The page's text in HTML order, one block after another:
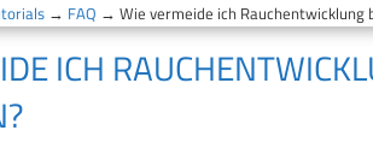
→ FAQ → Wie vermeide ich Rauchentwicklung
ICH